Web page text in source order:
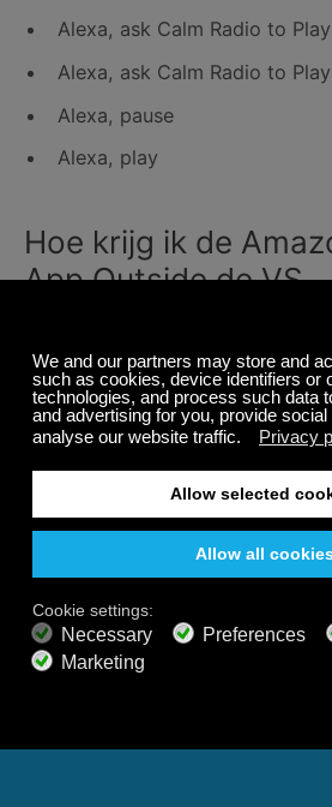
Alexa, ask Calm Radio to
Alexa, ask Calm Radio to
Alexa, pause
Alexa, play
Hoe krijg ik de
App Outside de VS
downloaden op vele niet - ons
kunt het direct downloaden
sideload het ') als een APK-
Bezoek deze pagina's van
http://echoincanada.com/get-
https://beebom.com/how-to-set-
amazon-echo-outside-us/